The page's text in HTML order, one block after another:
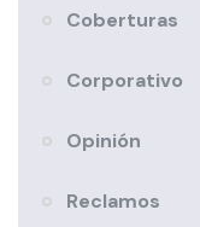
Coberturas
Corporativo
Opinión
Reclamos